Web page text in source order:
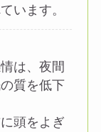
います。
は、夜間
質を低下
頭をよぎ